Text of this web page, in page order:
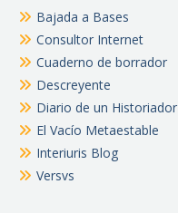
Bajada a Bases
Consultor Internet
Cuaderno de borrador
Descreyente
Diario de un Historiador
El Vacío Metaestable
Interiuris Blog
Versvs